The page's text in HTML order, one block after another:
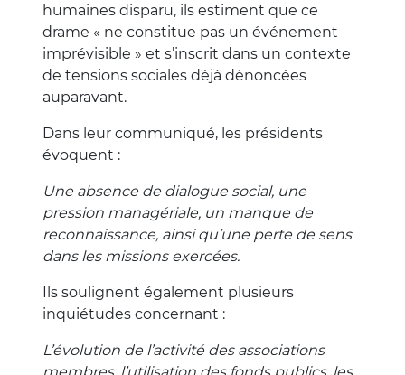
humaines disparu, ils estiment que ce
drame « ne constitue pas un événement
imprévisible » et s’inscrit dans un contexte
de tensions sociales déjà dénoncées
auparavant.
Dans leur communiqué, les présidents
évoquent :
Une absence de dialogue social, une
pression managériale, un manque de
reconnaissance, ainsi qu’une perte de sens
dans les missions exercées.
Ils soulignent également plusieurs
inquiétudes concernant :
L’évolution de l’activité des associations